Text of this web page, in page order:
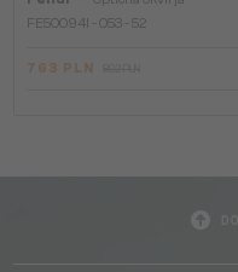
FE50094I - 053 - 52
763 PLN